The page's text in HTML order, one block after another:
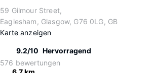
59 Gilmour Street,
Eaglesham, Glasgow, G76 0LG, GB
Karte anzeigen
9.2/10 Hervorragend
576 bewertungen